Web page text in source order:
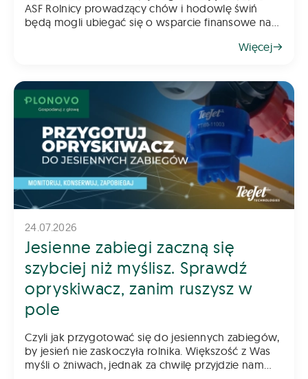
ASF Rolnicy prowadzący chów i hodowlę świń
będą mogli ubiegać się o wsparcie finansowe na
gospodarstwa. Pomoc ma na celu ograniczenie
Więcej
24.07.2026
Jesienne zabiegi zaczną się
szybciej niż myślisz. Sprawdź
opryskiwacz, zanim ruszysz w
pole
Czyli jak przygotować się do jesiennych zabiegów,
by jesień nie zaskoczyła rolnika. Większość z Was
myśli o żniwach, jednak za chwilę przyjdzie nam